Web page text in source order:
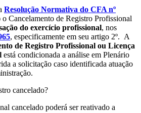
Resolução Normativa do CFA nº
o Cancelamento de Registro Profissional
do exercício profissional, nos
, especificamente em seu artigo 2º. A
de Registro Profissional ou Licença
está condicionada a análise em Plenário
a solicitação caso identificada atuação
cancelado?
cancelado poderá ser reativado a